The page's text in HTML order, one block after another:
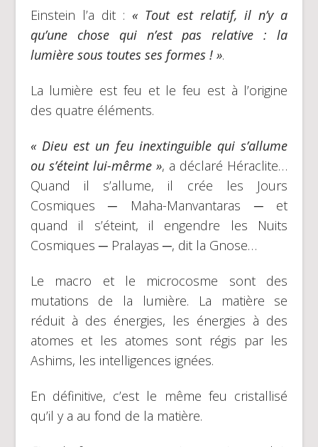
Einstein l’a dit : « Tout est relatif, il n’y a
qu’une chose qui n’est pas relative : la
lumière sous toutes ses formes ! ».
La lumière est feu et le feu est à l’origine
des quatre éléments.
« Dieu est un feu inextinguible qui s’allume
ou s’éteint lui-mêrme », a déclaré Héraclite…
Quand il s’allume, il crée les Jours
Cosmiques ─ Maha-Manvantaras ─ et
quand il s’éteint, il engendre les Nuits
Cosmiques ─ Pralayas ─, dit la Gnose…
Le macro et le microcosme sont des
mutations de la lumière. La matière se
réduit à des énergies, les énergies à des
atomes et les atomes sont régis par les
Ashims, les intelligences ignées.
En définitive, c’est le même feu cristallisé
qu’il y a au fond de la matière.